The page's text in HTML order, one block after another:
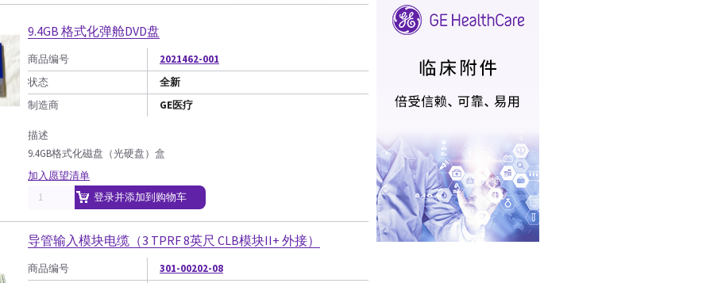
9.4GB 格式化弹舱DVD盘
商品编号
2021462-001
状态
全新
制造商
GE医疗
描述
9.4GB格式化磁盘（光硬盘）盒
加入愿望清单
登录并添加到购物车
导管输入模块电缆（3 TPRF 8英尺 CLB模块II+ 外接）
商品编号
301-00202-08